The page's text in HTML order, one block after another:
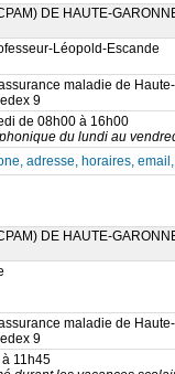
DE HAUTE-
Léopold-Escande
maladie de
9
de 08h00 à 16h00
du lundi au
adresse, horaires,
DE HAUTE-
maladie de
9
11h45